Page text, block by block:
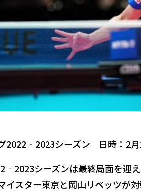
2022‐2023シーズン 日時：2
シーズンは最終局面を迎
イスター東京と岡山リベッツが対